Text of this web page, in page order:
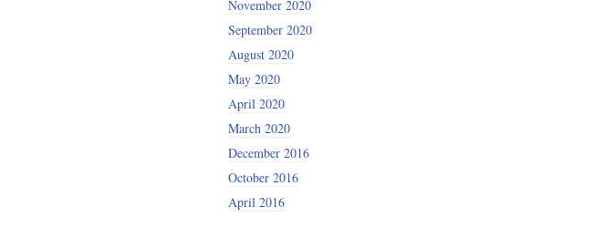
November 2020
September 2020
August 2020
May 2020
April 2020
March 2020
December 2016
October 2016
April 2016